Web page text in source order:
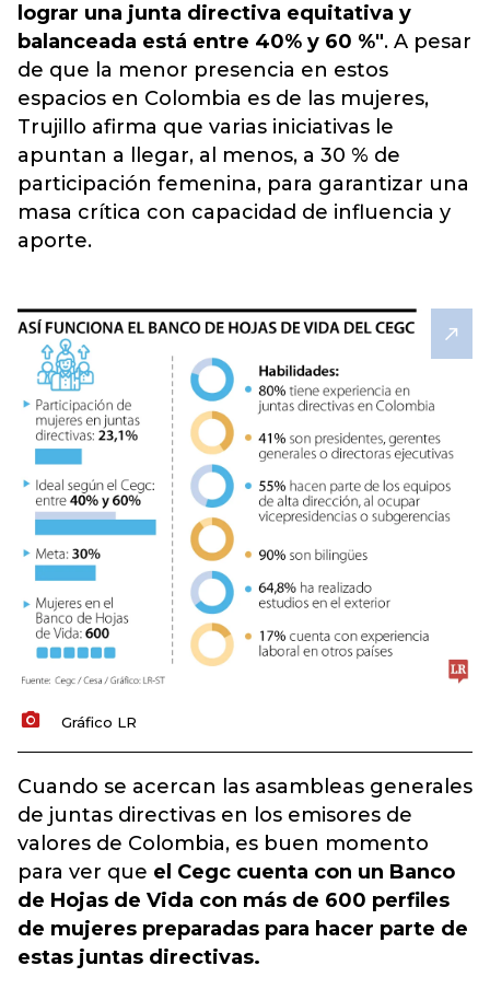
lograr una junta directiva equitativa y
balanceada está entre 40% y 60 %". A pesar
de que la menor presencia en estos
espacios en Colombia es de las mujeres,
Trujillo afirma que varias iniciativas le
apuntan a llegar, al menos, a 30 % de
participación femenina, para garantizar una
masa crítica con capacidad de influencia y
aporte.
Gráfico LR
Cuando se acercan las asambleas generales
de juntas directivas en los emisores de
valores de Colombia, es buen momento
para ver que el Cegc cuenta con un Banco
de Hojas de Vida con más de 600 perfiles
de mujeres preparadas para hacer parte de
estas juntas directivas.